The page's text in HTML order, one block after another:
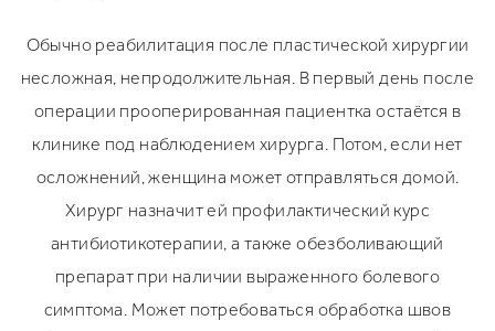
Обычно реабилитация после пластической хирургии
несложная, непродолжительная. В первый день после
операции прооперированная пациентка остаётся в
клинике под наблюдением хирурга. Потом, если нет
осложнений, женщина может отправляться домой.
Хирург назначит ей профилактический курс
антибиотикотерапии, а также обезболивающий
препарат при наличии выраженного болевого
симптома. Может потребоваться обработка швов